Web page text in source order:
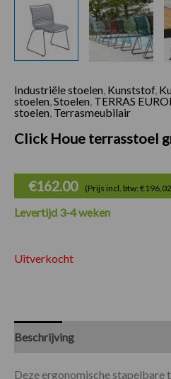
Industriële stoelen Kunststof,
stoelen Stoelen TERRAS
stoelen Terrasmeubilair
Click Houe terrasstoel
€162.00 (Prijs incl. btw:
Levertijd 3-4 weken
Uitverkocht
Beschrijving
Deze ergonomische stapelbare